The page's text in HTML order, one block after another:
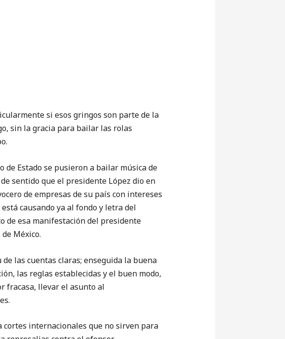
si esos gringos son parte de la
sin la gracia para bailar las rolas
Estado se pusieron a bailar música de
sentido que el presidente López dio en
de empresas de su país con intereses
causando ya al fondo y letra del
de esa manifestación del presidente
México.
cuentas claras; enseguida la buena
las reglas establecidas y el buen modo,
fracasa, llevar el asunto al
internacionales que no sirven para